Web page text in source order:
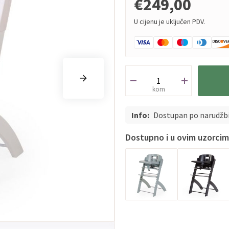
€249,00
U cijenu je uključen PDV.
kom
Info: Dostupan po narudžbi
Dostupno i u ovim